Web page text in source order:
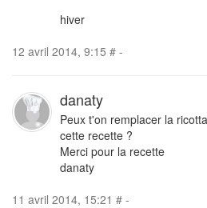
hiver
12 avril 2014, 9:15 # -
danaty
Peux t'on remplacer la
cette recette ?
Merci pour la recette
danaty
11 avril 2014, 15:21 # -